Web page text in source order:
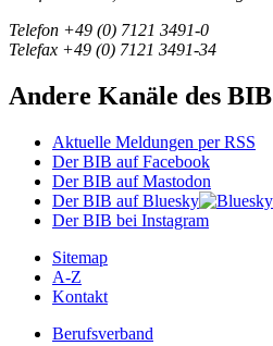
Telefon +49 (0) 7121 3491-0
Telefax +49 (0) 7121 3491-34
Andere Kanäle des BIB
Aktuelle Meldungen per RSS
Der BIB auf Facebook
Der BIB auf Mastodon
Der BIB auf Bluesky
Der BIB bei Instagram
Sitemap
A-Z
Kontakt
Berufsverband